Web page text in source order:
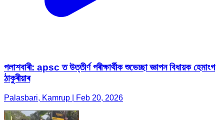
পলাশবাৰী: apsc ত উত্তীৰ্ণ পৰীক্ষাৰ্থীক শুভেচ্ছা জ্ঞাপন বিধায়ক হেমাংগ
ঠাকুৰীয়াৰ
Palasbari, Kamrup | Feb 20, 2026